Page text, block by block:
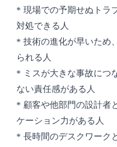
* 現場での予期せぬトラ
対処できる人
* 技術の進化が早いため
られる人
* ミスが大きな事故につ
ない責任感がある人
* 顧客や他部門の設計者
ケーション力がある人
* 長時間のデスクワーク